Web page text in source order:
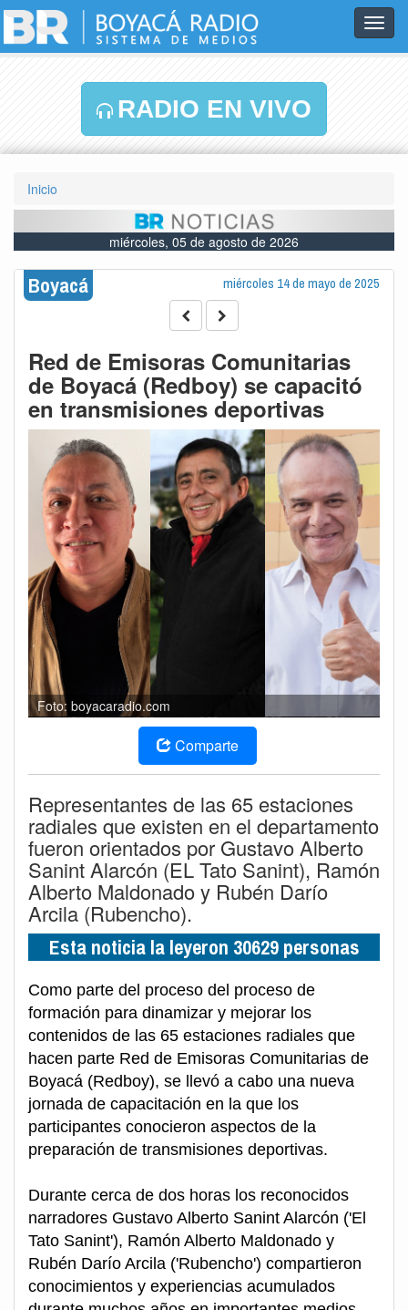
RADIO EN VIVO
Inicio
miércoles, 05 de agosto de 2026
Boyacá miércoles 14 de mayo de 2025
Red de Emisoras Comunitarias
de Boyacá (Redboy) se capacitó
en transmisiones deportivas
Foto: boyacaradio.com
Comparte
Representantes de las 65 estaciones
radiales que existen en el departamento
fueron orientados por Gustavo Alberto
Sanint Alarcón (EL Tato Sanint), Ramón
Alberto Maldonado y Rubén Darío
Arcila (Rubencho).
Esta noticia la leyeron 30629 personas
Como parte del proceso del proceso de
formación para dinamizar y mejorar los
contenidos de las 65 estaciones radiales que
hacen parte Red de Emisoras Comunitarias de
Boyacá (Redboy), se llevó a cabo una nueva
jornada de capacitación en la que los
participantes conocieron aspectos de la
preparación de transmisiones deportivas.
Durante cerca de dos horas los reconocidos
narradores Gustavo Alberto Sanint Alarcón ('El
Tato Sanint'), Ramón Alberto Maldonado y
Rubén Darío Arcila ('Rubencho') compartieron
conocimientos y experiencias acumulados